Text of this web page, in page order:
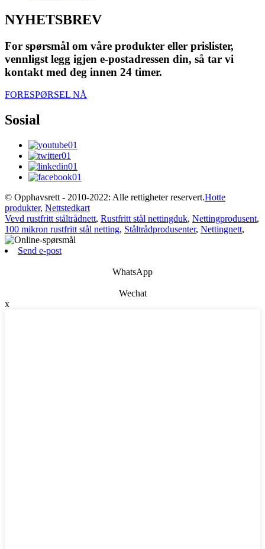
NYHETSBREV
For spørsmål om våre produkter eller prislister,
vennligst legg igjen e-postadressen din, så tar vi
kontakt med deg innen 24 timer.
FORESPØRSEL NÅ
Sosial
© Opphavsrett - 2010-2022: Alle rettigheter reservert.Hotte
produkter, Nettstedkart
Vevd rustfritt ståltrådnett, Rustfritt stål nettingduk, Nettingprodusent,
100 mikron rustfritt stål netting, Ståltrådprodusenter, Nettingnett,
Send e-post
WhatsApp
Wechat
x